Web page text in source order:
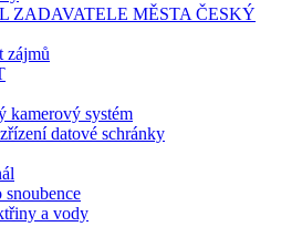
ZADAVATELE MĚSTA ČESKÝ
zájmů
kamerový systém
datové schránky
a vody